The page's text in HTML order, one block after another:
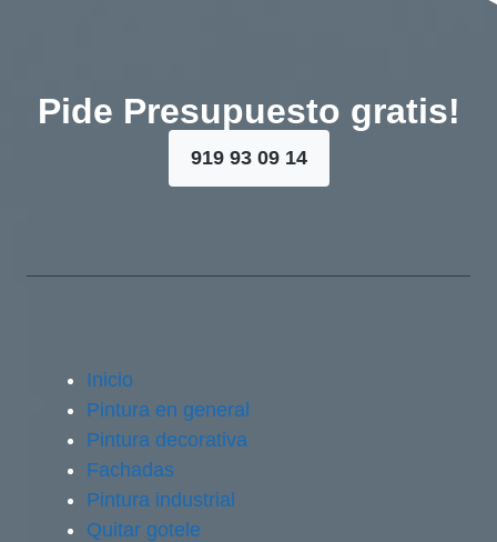
Pide Presupuesto gratis!
919 93 09 14
Inicio
Pintura en general
Pintura decorativa
Fachadas
Pintura industrial
Quitar gotele